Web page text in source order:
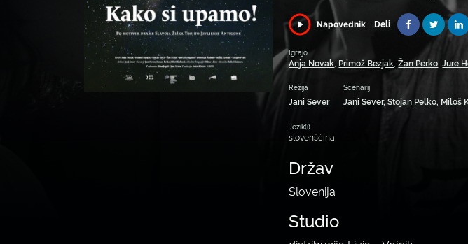
Napovednik Deli
Igrajo
Anja Novak,Primož Bezjak ,Žan Perko ,Jure
Režija
Jani Sever
Scenarij
Jani Sever, Stojan Pelko, Miloš
Jezik(i)
slovenščina
Držav
Slovenija
Studio